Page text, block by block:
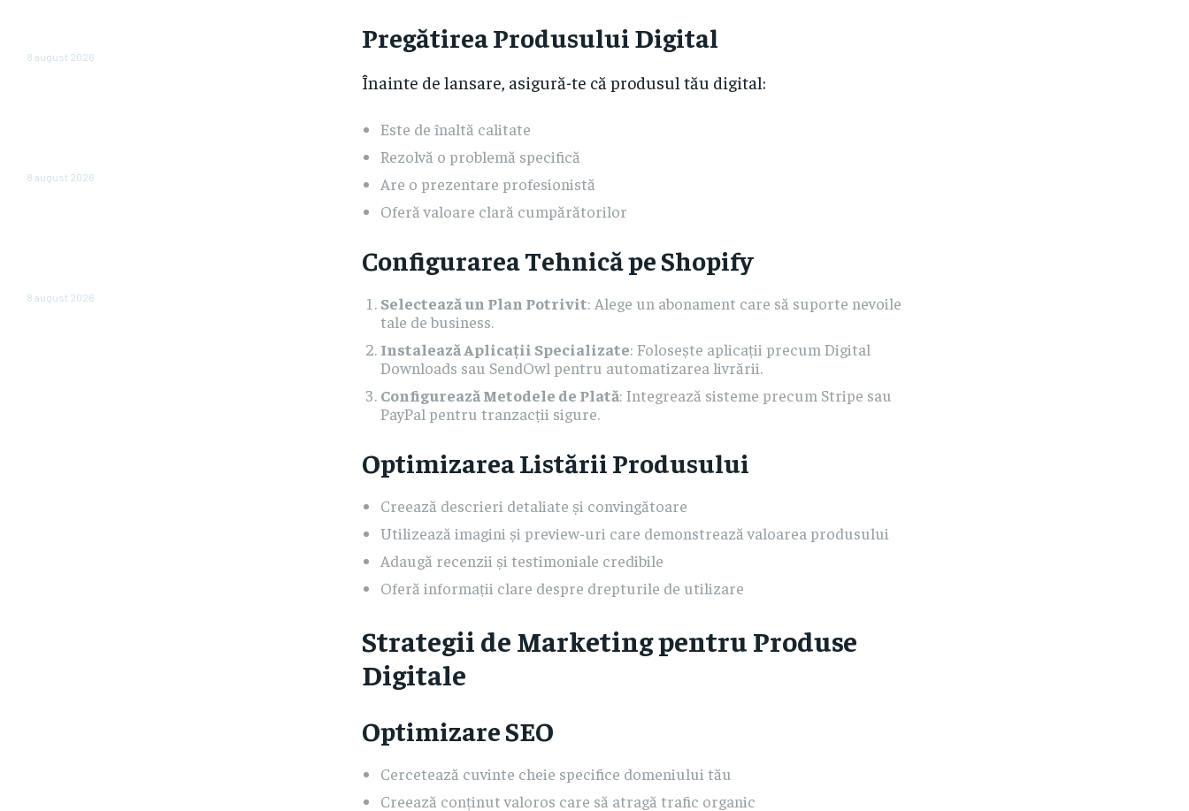
8 august 2026
8 august 2026
8 august 2026
Pregătirea Produsului Digital
Înainte de lansare, asigură-te că produsul tău digital:
Este de înaltă calitate
Rezolvă o problemă specifică
Are o prezentare profesionistă
Oferă valoare clară cumpărătorilor
Configurarea Tehnică pe Shopify
Selectează un Plan Potrivit: Alege un abonament care să suporte nevoile
tale de business.
Instalează Aplicații Specializate: Folosește aplicații precum Digital
Downloads sau SendOwl pentru automatizarea livrării.
Configurează Metodele de Plată: Integrează sisteme precum Stripe sau
PayPal pentru tranzacții sigure.
Optimizarea Listării Produsului
Creează descrieri detaliate și convingătoare
Utilizează imagini și preview-uri care demonstrează valoarea produsului
Adaugă recenzii și testimoniale credibile
Oferă informații clare despre drepturile de utilizare
Strategii de Marketing pentru Produse
Digitale
Optimizare SEO
Cercetează cuvinte cheie specifice domeniului tău
Creează conținut valoros care să atragă trafic organic